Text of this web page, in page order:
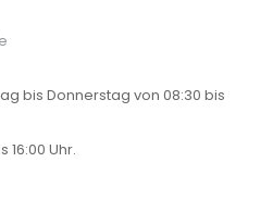
bis Donnerstag von 08:30 bis
16:00 Uhr.